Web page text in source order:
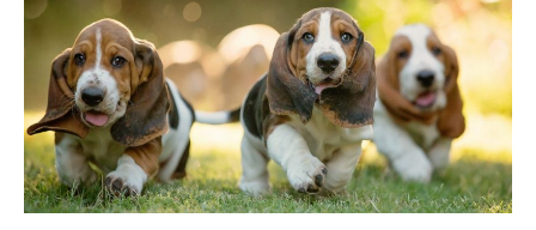
HLEDAT
D
o